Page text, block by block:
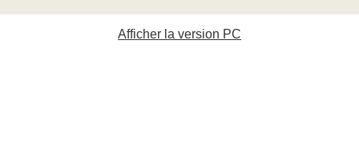
Afficher la version PC